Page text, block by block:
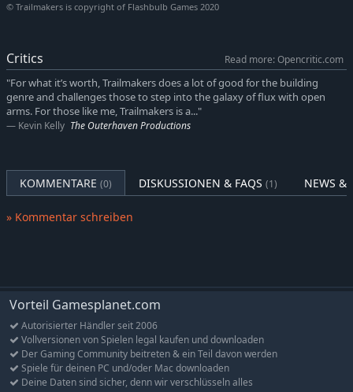
Ressourcen.
Die detailreiche, aber intuitive Bau-Mechanik erlaubt es dir,
entweder vorgefertigte Fahrzeuge aus dem Spiel und der
Community-Werkstatt zu wählen oder deine eigenen Fahrzeuge
von Grund auf zu erstellen. Dabei stehen dir Hunderte von
Bauteilen zur Verfügung, die sich auf Aerodynamik,
Gestalte deinen Charakter und deine Bauteile mit einer Vielzahl
kreieren.
lernen, schwer zu meistern!
KAMPF
Trailmakers bietet ein Arsenal von 14 verschiedenen Waffen,
darunter Miniguns, EMPs, Laserkanonen, Raketenwerfer und
Schrotflinten. Erstelle einen eigenen Server mit deinen
© Trailmakers is copyright of Flashbulb Games 2020
Critics
Read more: Opencritic.com
"For what it’s worth, Trailmakers does a lot of good for the building
genre and challenges those to step into the galaxy of flux with open
arms. For those like me, Trailmakers is a..."
Kevin Kelly The Outerhaven Productions
KOMMENTARE (0) DISKUSSIONEN & FAQS (1) NEWS &
» Kommentar schreiben
Vorteil Gamesplanet.com
Autorisierter Händler seit 2006
Vollversionen von Spielen legal kaufen und downloaden
Der Gaming Community beitreten & ein Teil davon werden
Spiele für deinen PC und/oder Mac downloaden
Deine Daten sind sicher, denn wir verschlüsseln alles